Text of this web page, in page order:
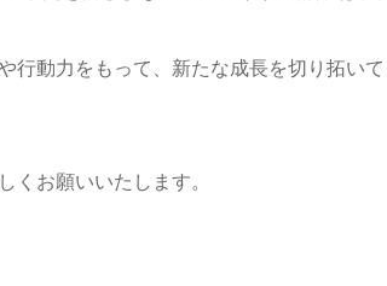
行動力をもって、新たな成長を切り拓い
くお願いいたします。